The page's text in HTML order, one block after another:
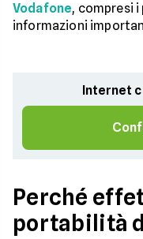
Vodafone, compresi i
informazioni
Internet
Perché
portabilità